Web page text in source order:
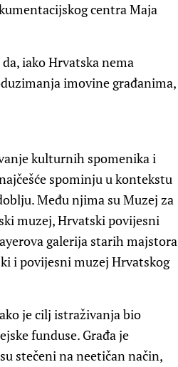
centra Maja
iako Hrvatska nema
imovine građanima,
kulturnih spomenika i
spominju u kontekstu
Među njima su Muzej za
muzej, Hrvatski povijesni
galerija starih majstora
i povijesni muzej Hrvatskog
je cilj istraživanja bio
funduse. Građa je
stečeni na neetičan način,